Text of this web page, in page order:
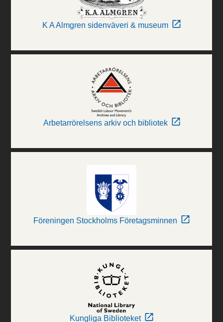
K A Almgren sidenväveri & museum
Arbetarrörelsens arkiv och bibliotek
Föreningen Stockholms Företagsminnen
Kungliga Biblioteket